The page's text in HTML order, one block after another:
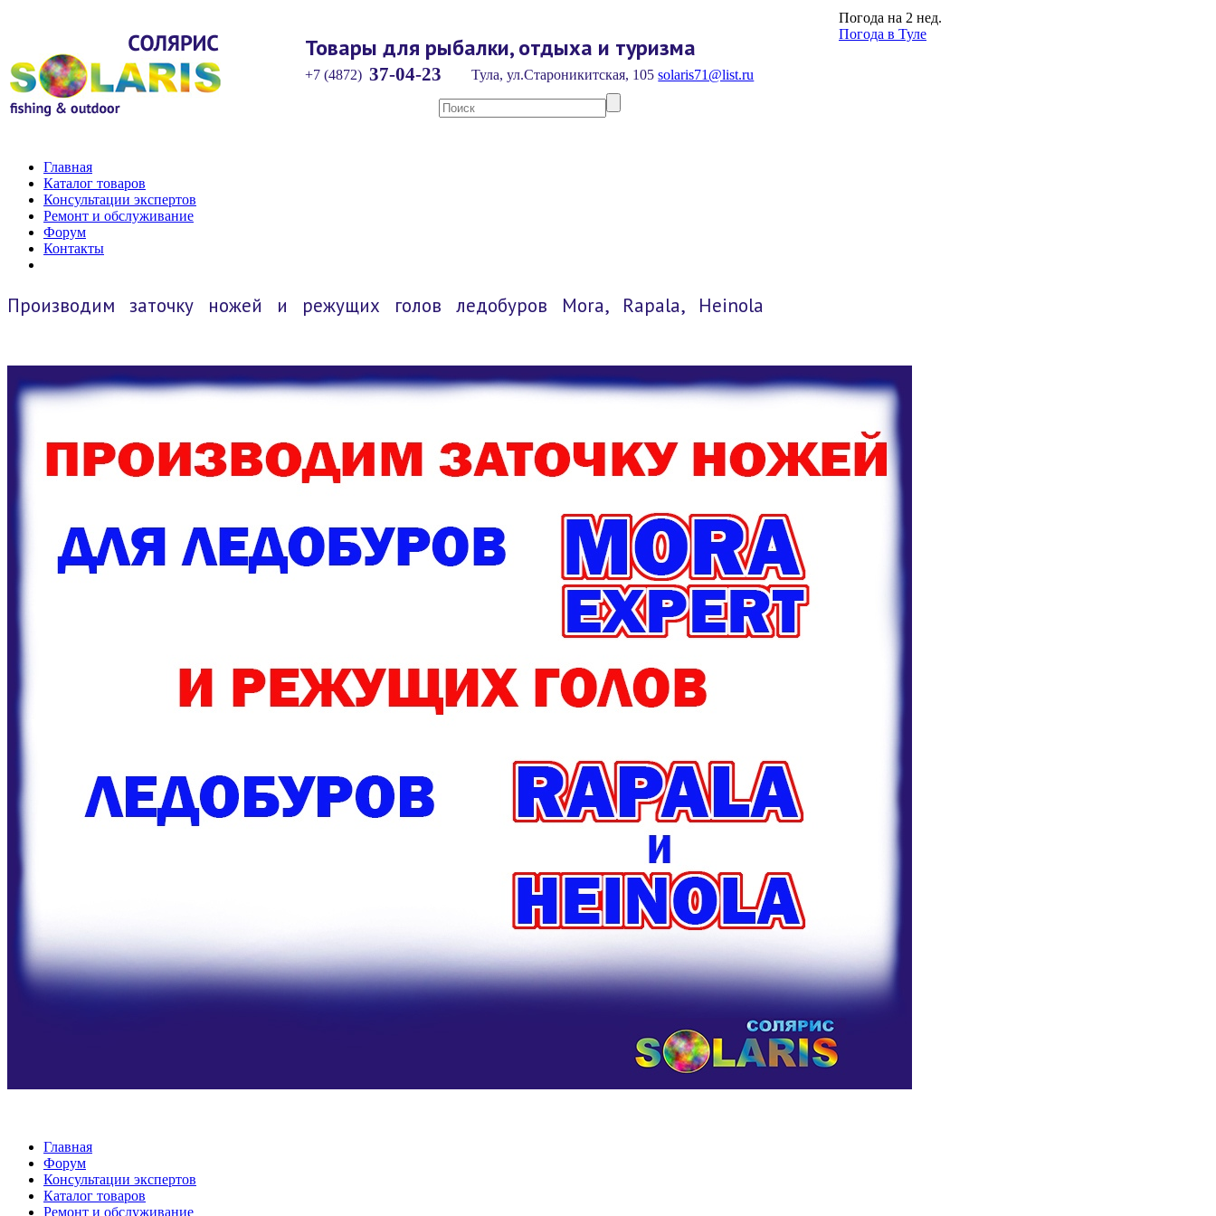
Товары для рыбалки, отдыха и туризма
+7 (4872) 37-04-23 Тула, ул.Староникитская, 105solaris71@list.ru
Погода на 2 нед.
Погода в Туле
Главная
Каталог товаров
Консультации экспертов
Ремонт и обслуживание
Форум
Контакты
Производим заточку ножей и режущих голов ледобуров Mora, Rapala, Heinola
Главная
Форум
Консультации экспертов
Каталог товаров
Ремонт и обслуживание